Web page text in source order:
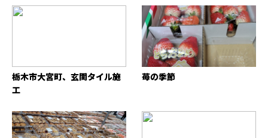
栃木市大宮町、玄関タイル施
工
苺の季節